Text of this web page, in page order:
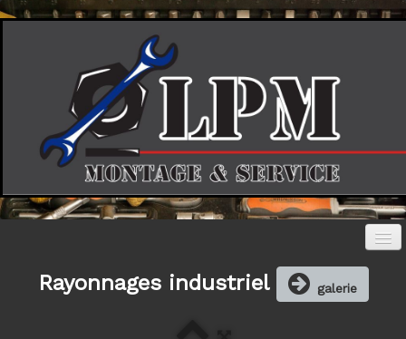
Accueil
Rayonnages industriel galerie